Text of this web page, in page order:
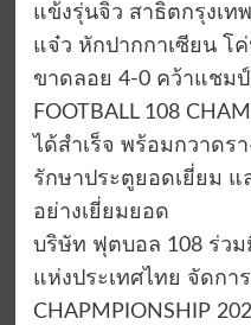
แข้งรุ่นจิ๋ว สาธิตกรุงเท
แจ๋ว หักปากกาเซียน โ
ขาดลอย 4-0 คว้าแชม
FOOTBALL 108
ได้สำเร็จ พร้อมกวาดร
รักษาประตูยอดเยี่ยม แ
อย่างเยี่ยมยอด
บริษัท ฟุตบอล 108 ร่ว
แห่งประเทศไทย จัดกา
CHAPMPIONSHIP